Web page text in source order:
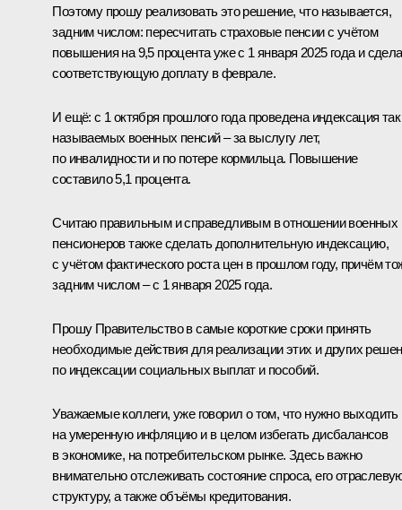
Поэтому прошу реализовать это решение, что называется,
задним числом: пересчитать страховые пенсии с учётом
повышения на 9,5 процента уже с 1 января 2025 года и
соответствующую доплату в феврале.
И ещё: с 1 октября прошлого года проведена индексация так
называемых военных пенсий – за выслугу лет,
по инвалидности и по потере кормильца. Повышение
составило 5,1 процента.
Считаю правильным и справедливым в отношении военных
пенсионеров также сделать дополнительную индексацию,
с учётом фактического роста цен в прошлом году, причём
задним числом – с 1 января 2025 года.
Прошу Правительство в самые короткие сроки принять
необходимые действия для реализации этих и других
по индексации социальных выплат и пособий.
Уважаемые коллеги, уже говорил о том, что нужно выходить
на умеренную инфляцию и в целом избегать дисбалансов
в экономике, на потребительском рынке. Здесь важно
внимательно отслеживать состояние спроса, его
структуру, а также объёмы кредитования.